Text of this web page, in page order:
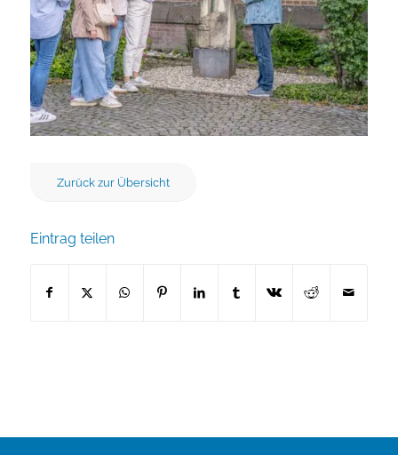
Zurück zur Übersicht
Eintrag teilen